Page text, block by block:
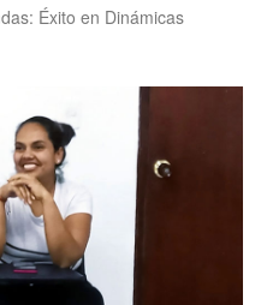
Éxito en Dinámicas